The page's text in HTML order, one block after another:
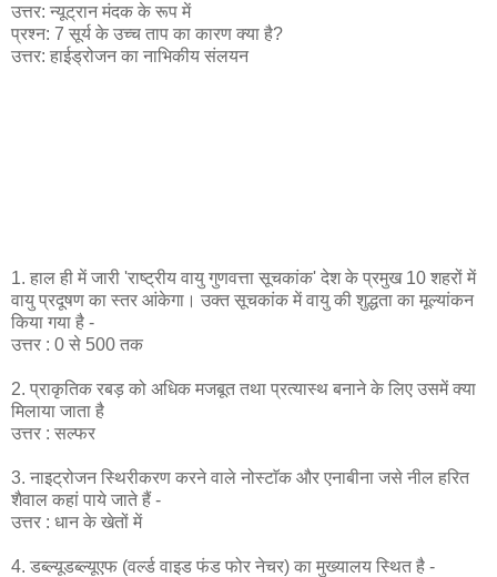
उत्तर: न्यूट्रान मंदक के रूप में
प्रश्न: 7 सूर्य के उच्च ताप का कारण क्या है?
उत्तर: हाईड्रोजन का नाभिकीय संलयन
1. हाल ही में जारी 'राष्ट्रीय वायु गुणवत्ता सूचकांक' देश के प्रमुख 10 शहरों में
वायु प्रदूषण का स्तर आंकेगा। उक्त सूचकांक में वायु की शुद्धता का मूल्यांकन
किया गया है -
उत्तर : 0 से 500 तक
2. प्राकृतिक रबड़ को अधिक मजबूत तथा प्रत्यास्थ बनाने के लिए उसमें क्या
मिलाया जाता है
उत्तर : सल्फर
3. नाइट्रोजन स्थिरीकरण करने वाले नोस्टाॅक और एनाबीना जसे नील हरित
शैवाल कहां पाये जाते हैं -
उत्तर : धान के खेतों में
4. डब्ल्यूडब्ल्यूएफ (वर्ल्ड वाइड फंड फोर नेचर) का मुख्यालय स्थित है -